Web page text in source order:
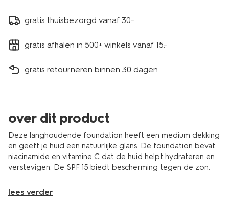
gratis thuisbezorgd vanaf 30.-
gratis afhalen in 500+ winkels vanaf 15.-
gratis retourneren binnen 30 dagen
over dit product
Deze langhoudende foundation heeft een medium dekking
en geeft je huid een natuurlijke glans. De foundation bevat
niacinamide en vitamine C dat de huid helpt hydrateren en
verstevigen. De SPF 15 biedt bescherming tegen de zon.
lees verder